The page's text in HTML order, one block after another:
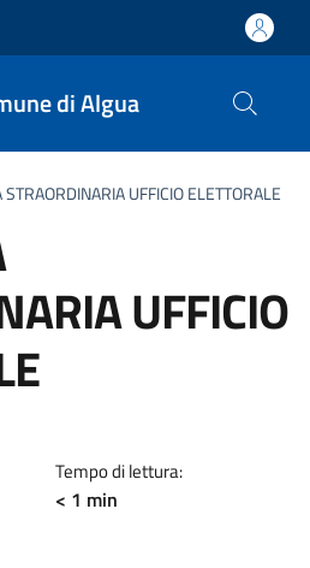
di Algua
UFFICIO ELETTORALE
UFFICIO
Tempo di lettura:
< 1 min